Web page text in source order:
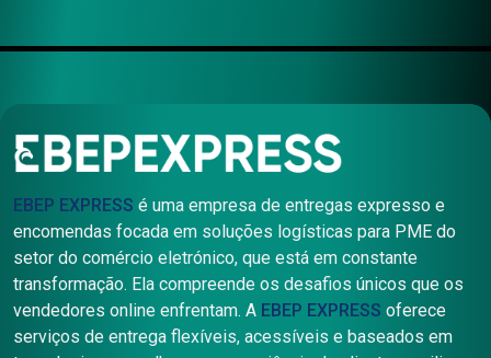
EBEP EXPRESS é uma empresa de entregas expresso e
encomendas focada em soluções logísticas para PME do
setor do comércio eletrónico, que está em constante
transformação. Ela compreende os desafios únicos que os
vendedores online enfrentam. A EBEP EXPRESS oferece
serviços de entrega flexíveis, acessíveis e baseados em